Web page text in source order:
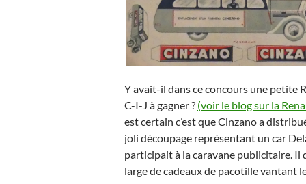
Y avait-il dans ce concours une petite
C-I-J à gagner ? (voir le blog sur la
est certain c’est que Cinzano a
joli découpage représentant un car
participait à la caravane publicitaire. Il
large de cadeaux de pacotille vantant